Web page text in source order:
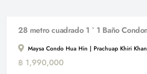
Maysa Condo Hua Hin | Prachuap Khiri Khan
฿ 1,990,000